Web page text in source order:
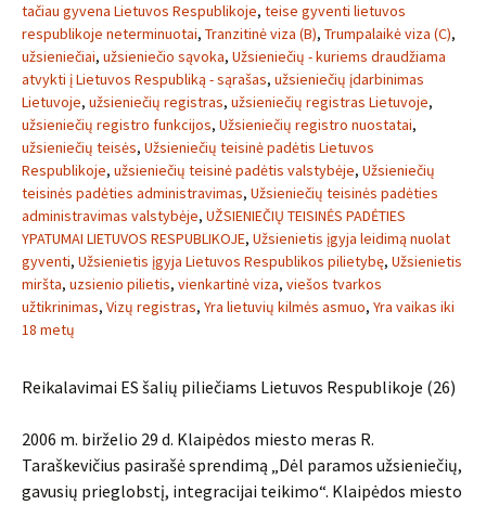
tačiau gyvena Lietuvos Respublikoje, teise gyventi lietuvos
respublikoje neterminuotai, Tranzitinė viza (B), Trumpalaikė viza (C),
užsieniečiai, užsieniečio sąvoka, Užsieniečių - kuriems draudžiama
atvykti į Lietuvos Respubliką - sąrašas, užsieniečių įdarbinimas
Lietuvoje, užsieniečių registras, užsieniečių registras Lietuvoje,
užsieniečių registro funkcijos, Užsieniečių registro nuostatai,
užsieniečių teisės, Užsieniečių teisinė padėtis Lietuvos
Respublikoje, užsieniečių teisinė padėtis valstybėje, Užsieniečių
teisinės padėties administravimas, Užsieniečių teisinės padėties
administravimas valstybėje, UŽSIENIEČIŲ TEISINĖS PADĖTIES
YPATUMAI LIETUVOS RESPUBLIKOJE, Užsienietis įgyja leidimą nuolat
gyventi, Užsienietis įgyja Lietuvos Respublikos pilietybę, Užsienietis
miršta, uzsienio pilietis, vienkartinė viza, viešos tvarkos
užtikrinimas, Vizų registras, Yra lietuvių kilmės asmuo, Yra vaikas iki
18 metų
Reikalavimai ES šalių piliečiams Lietuvos Respublikoje (26)
2006 m. birželio 29 d. Klaipėdos miesto meras R.
Taraškevičius pasirašė sprendimą „Dėl paramos užsieniečių,
gavusių prieglobstį, integracijai teikimo“. Klaipėdos miesto